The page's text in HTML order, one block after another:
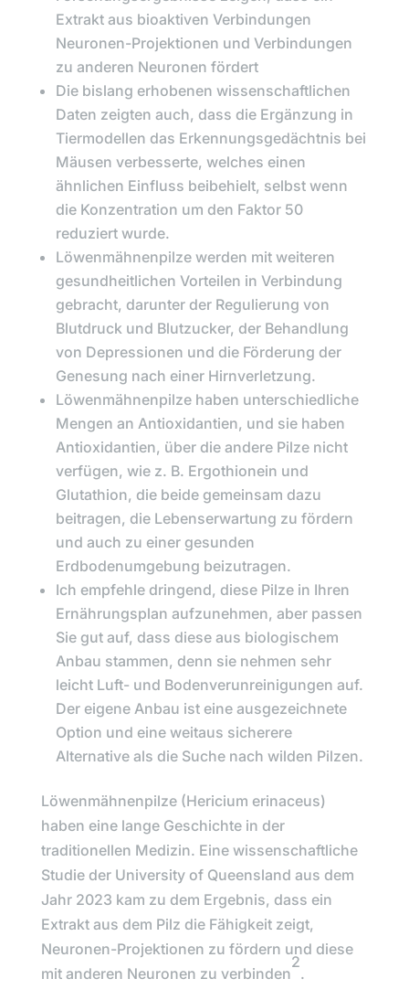
Extrakt aus bioaktiven Verbindungen
Neuronen-Projektionen und Verbindungen
zu anderen Neuronen fördert
Die bislang erhobenen wissenschaftlichen
Daten zeigten auch, dass die Ergänzung in
Tiermodellen das Erkennungsgedächtnis bei
Mäusen verbesserte, welches einen
ähnlichen Einfluss beibehielt, selbst wenn
die Konzentration um den Faktor 50
reduziert wurde.
Löwenmähnenpilze werden mit weiteren
gesundheitlichen Vorteilen in Verbindung
gebracht, darunter der Regulierung von
Blutdruck und Blutzucker, der Behandlung
von Depressionen und die Förderung der
Genesung nach einer Hirnverletzung.
Löwenmähnenpilze haben unterschiedliche
Mengen an Antioxidantien, und sie haben
Antioxidantien, über die andere Pilze nicht
verfügen, wie z. B. Ergothionein und
Glutathion, die beide gemeinsam dazu
beitragen, die Lebenserwartung zu fördern
und auch zu einer gesunden
Erdbodenumgebung beizutragen.
Ich empfehle dringend, diese Pilze in Ihren
Ernährungsplan aufzunehmen, aber passen
Sie gut auf, dass diese aus biologischem
Anbau stammen, denn sie nehmen sehr
leicht Luft- und Bodenverunreinigungen auf.
Der eigene Anbau ist eine ausgezeichnete
Option und eine weitaus sicherere
Alternative als die Suche nach wilden Pilzen.
Löwenmähnenpilze (Hericium erinaceus)
haben eine lange Geschichte in der
traditionellen Medizin. Eine wissenschaftliche
Studie der University of Queensland aus dem
Jahr 2023 kam zu dem Ergebnis, dass ein
Extrakt aus dem Pilz die Fähigkeit zeigt,
Neuronen-Projektionen zu fördern und diese
mit anderen Neuronen zu verbinden
2
.